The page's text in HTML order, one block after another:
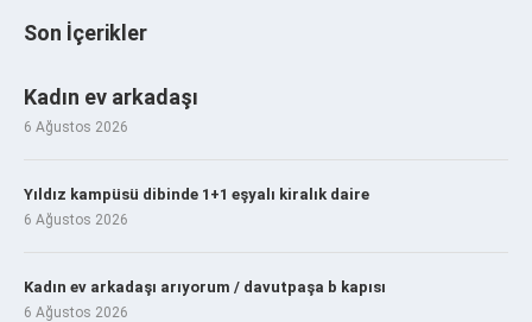
Son İçerikler
Kadın ev arkadaşı
6 Ağustos 2026
Yıldız kampüsü dibinde 1+1 eşyalı kiralık daire
6 Ağustos 2026
Kadın ev arkadaşı arıyorum / davutpaşa b kapısı
6 Ağustos 2026